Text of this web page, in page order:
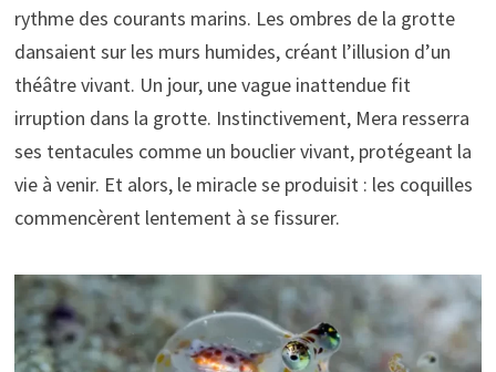
rythme des courants marins. Les ombres de la grotte
dansaient sur les murs humides, créant l’illusion d’un
théâtre vivant. Un jour, une vague inattendue fit
irruption dans la grotte. Instinctivement, Mera resserra
ses tentacules comme un bouclier vivant, protégeant la
vie à venir. Et alors, le miracle se produisit : les coquilles
commencèrent lentement à se fissurer.